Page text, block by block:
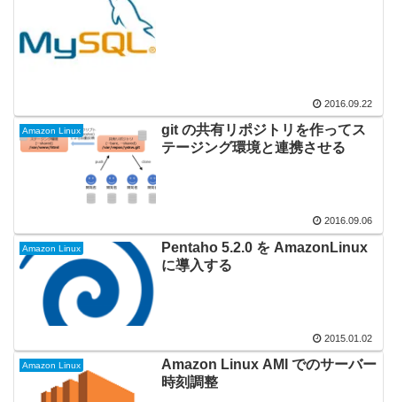
2016.09.22
Amazon Linux
git の共有リポジトリを作ってス
テージング環境と連携させる
2016.09.06
Amazon Linux
Pentaho 5.2.0 を AmazonLinux
に導入する
2015.01.02
Amazon Linux
Amazon Linux AMI でのサーバー
時刻調整